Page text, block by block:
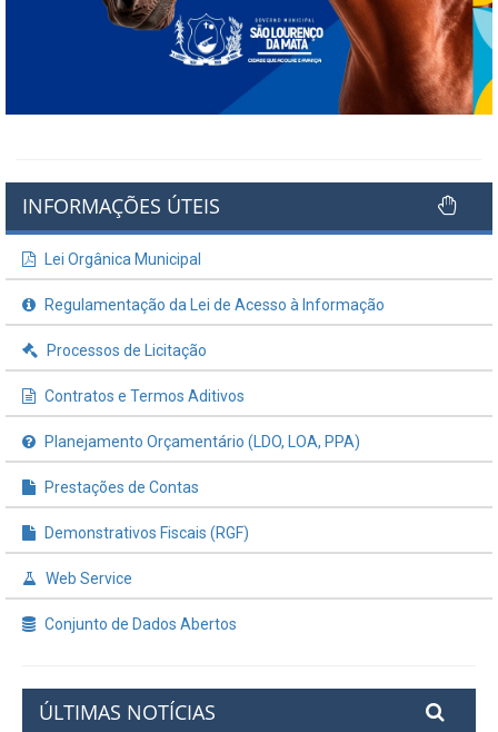
INFORMAÇÕES ÚTEIS
Lei Orgânica Municipal
Regulamentação da Lei de Acesso à Informação
Processos de Licitação
Contratos e Termos Aditivos
Planejamento Orçamentário (LDO, LOA, PPA)
Prestações de Contas
Demonstrativos Fiscais (RGF)
Web Service